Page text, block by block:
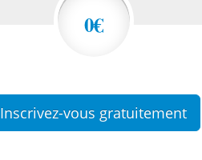
0€
Inscrivez-vous gratuitement